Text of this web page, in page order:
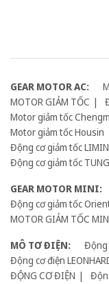
GEAR MOTOR AC:
MOTOR GIẢM TỐC
Motor giảm tốc
Motor giảm tốc Housin
Động cơ giảm tốc
Động cơ giảm tốc
GEAR MOTOR MINI:
Động cơ giảm tốc
MOTOR GIẢM TỐC
MÔ TƠ ĐIỆN:
Động
Động cơ điện
ĐỘNG CƠ ĐIỆN